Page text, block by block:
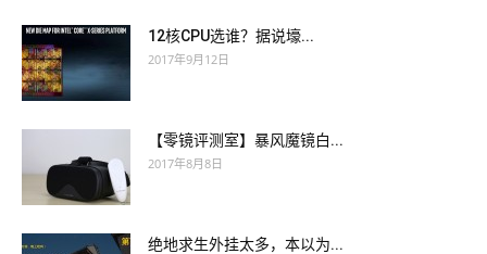
12核CPU选谁？据说壕...
2017年9月12日
【零镜评测室】暴风魔镜白...
2017年8月8日
绝地求生外挂太多，本以为...